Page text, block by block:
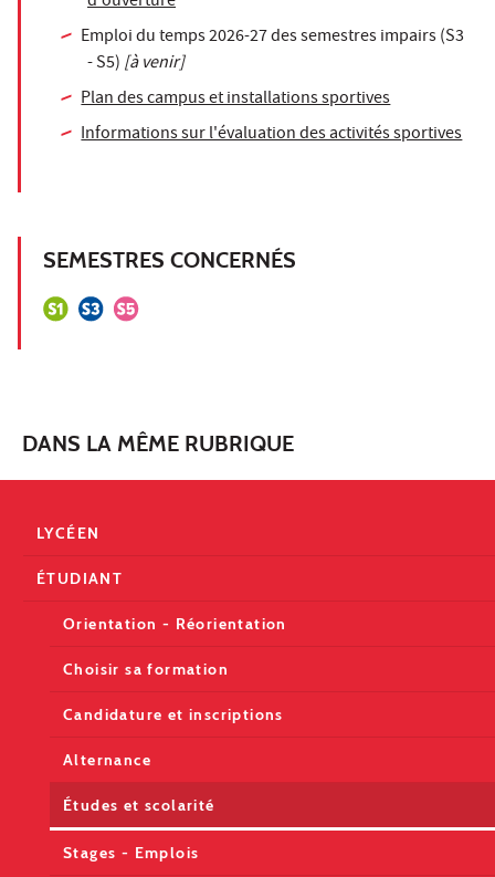
Emploi du temps 2026-27 des semestres impairs (S3
- S5) [à venir]
Plan des campus et installations sportives
Informations sur l'évaluation des activités sportives
SEMESTRES CONCERNÉS
DANS LA MÊME RUBRIQUE
LYCÉEN
ÉTUDIANT
Orientation - Réorientation
Choisir sa formation
Candidature et inscriptions
Alternance
Études et scolarité
Stages - Emplois